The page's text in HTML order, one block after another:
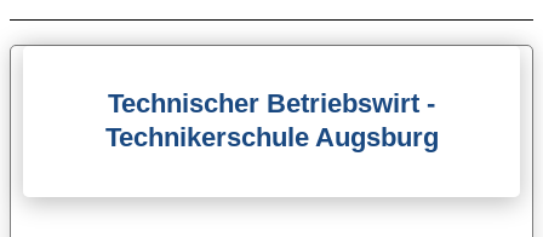
Technischer Betriebswirt -
Technikerschule Augsburg